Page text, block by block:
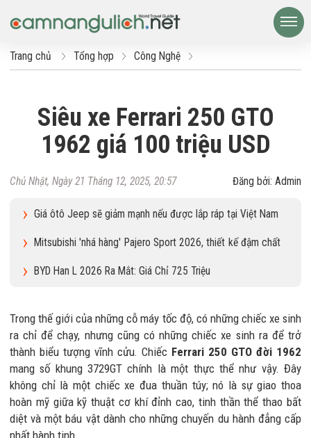
Trang chủ Tổng hợp Công Nghệ
Siêu xe Ferrari 250 GTO
1962 giá 100 triệu USD
Chủ Nhật, Ngày 21 Tháng 12, 2025, 20:57 Đăng bởi: Admin
Giá ôtô Jeep sẽ giảm mạnh nếu được lắp ráp tại Việt Nam
Mitsubishi 'nhá hàng' Pajero Sport 2026, thiết kế đậm chất
BYD Han L 2026 Ra Mắt: Giá Chỉ 725 Triệu
Trong thế giới của những cỗ máy tốc độ, có những chiếc xe sinh
ra chỉ để chạy, nhưng cũng có những chiếc xe sinh ra để trở
thành biểu tượng vĩnh cửu. Chiếc Ferrari 250 GTO đời 1962
mang số khung 3729GT chính là một thực thể như vậy. Đây
không chỉ là một chiếc xe đua thuần túy; nó là sự giao thoa
hoàn mỹ giữa kỹ thuật cơ khí đỉnh cao, tinh thần thể thao bất
diệt và một báu vật dành cho những chuyến du hành đẳng cấp